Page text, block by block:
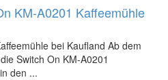
KM-A0201 Kaffeemühle
bei Kaufland Ab dem
Switch On KM-A0201
den ...